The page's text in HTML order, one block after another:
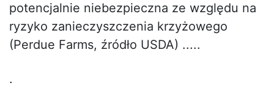
potencjalnie niebezpieczna ze względu na
ryzyko zanieczyszczenia krzyżowego
(Perdue Farms, źródło USDA) .....
.